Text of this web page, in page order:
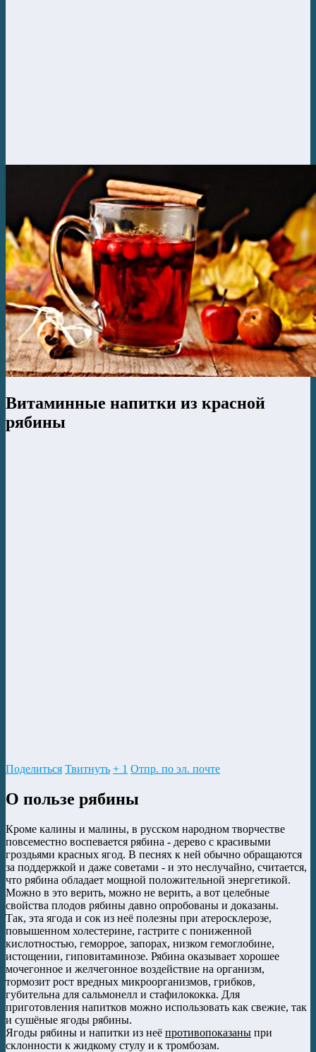
Витаминные напитки из красной
рябины
Поделиться Твитнуть + 1 Отпр. по эл. почте
О пользе рябины
Кроме калины и малины, в русском народном творчестве
повсеместно воспевается рябина - дерево с красивыми
гроздьями красных ягод. В песнях к ней обычно обращаются
за поддержкой и даже советами - и это неслучайно, считается,
что рябина обладает мощной положительной энергетикой.
Можно в это верить, можно не верить, а вот целебные
свойства плодов рябины давно опробованы и доказаны.
Так, эта ягода и сок из неё полезны при атеросклерозе,
повышенном холестерине, гастрите с пониженной
кислотностью, геморрое, запорах, низком гемоглобине,
истощении, гиповитаминозе. Рябина оказывает хорошее
мочегонное и желчегонное воздействие на организм,
тормозит рост вредных микроорганизмов, грибков,
губительна для сальмонелл и стафилококка. Для
приготовления напитков можно использовать как свежие, так
и сушёные ягоды рябины.
Ягоды рябины и напитки из неё противопоказаны при
склонности к жидкому стулу и к тромбозам.